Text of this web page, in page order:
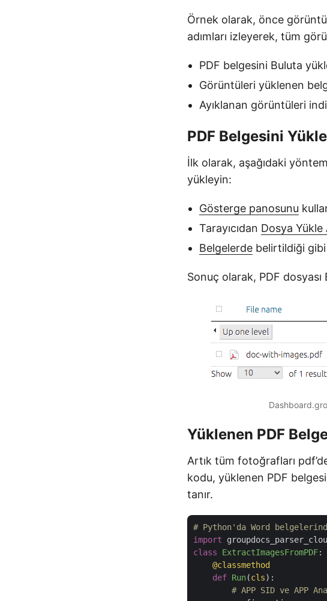
Örnek olarak, önce
adımları izleyerek, tüm
PDF belgesini Buluta
Görüntüleri yüklenen
Ayıklanan görüntüleri
PDF Belgesini Yükle
İlk olarak, aşağıdaki
yükleyin:
Gösterge panosunu
Tarayıcıdan Dosya Yükle
Belgelerde belirtildiği
Sonuç olarak, PDF
Yüklenen PDF
Artık tüm fotoğrafları
kodu, yüklenen PDF
tanır.
# Python'da Word
import
class
ExtractImagesFromPDF:
    @classmethod
def Run(cls):
# APP SID ve APP